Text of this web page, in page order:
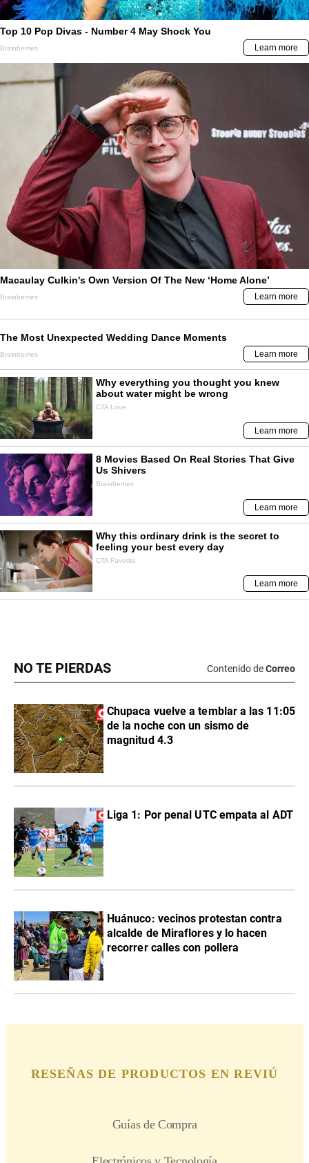
NO TE PIERDAS Contenido deCorreo
Chupaca vuelve a temblar a las 11:05
de la noche con un sismo de
magnitud 4.3
Liga 1: Por penal UTC empata al ADT
Huánuco: vecinos protestan contra
alcalde de Miraflores y lo hacen
recorrer calles con pollera